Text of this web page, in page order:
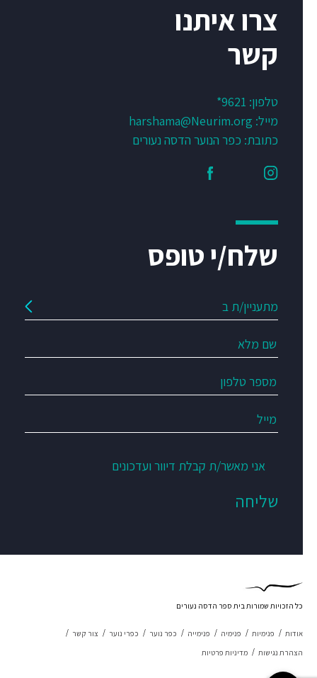
צרו איתנו
קשר
טלפון: 9621*
מייל: harshama@Neurim.org
כתובת: כפר הנוער הדסה נעורים
שלח/י טופס
אני מאשר/ת קבלת דיוור ועדכונים
אודות פנימיות פנימיה פנימייה כפר נוער כפרי נוער
צור קשר
הצהרת נגישות
מדיניות פרטיות
כל הזכויות שמורות בית ספר הדסה נעורים